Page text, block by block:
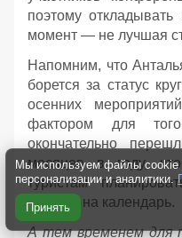
поэтому
момент — не лучшая
Напомним, что
борется за статус
осенних
фактором для
окончательно
месяцев в году,
туристам
оглядки на календарь.
А тем временем для
Мы используем файлы cookie
персонализации и аналитики.
Принять